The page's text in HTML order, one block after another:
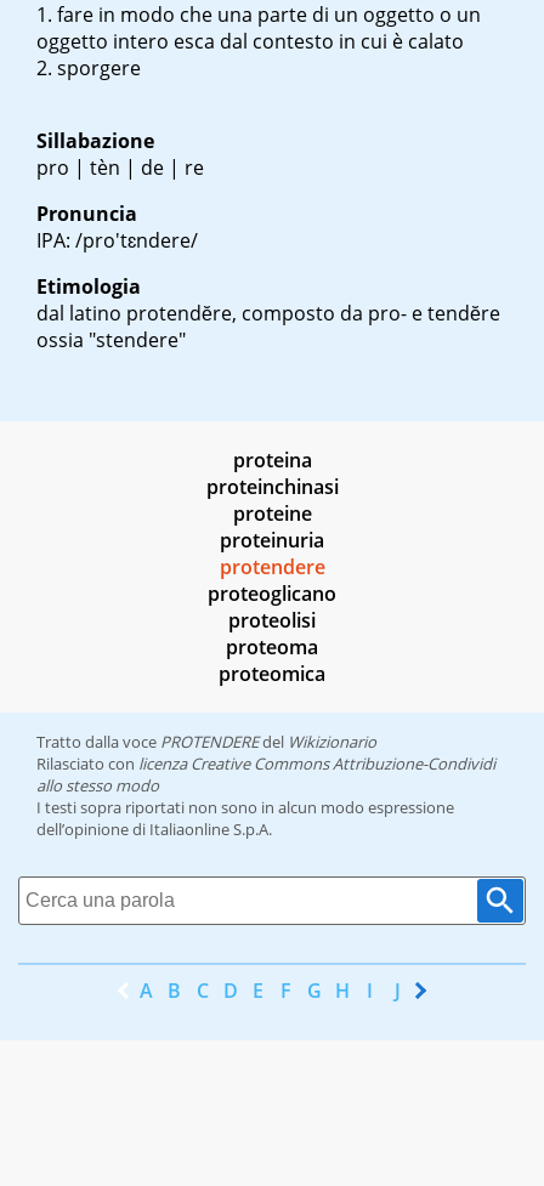
fare in modo che una parte di un oggetto o un
oggetto intero esca dal contesto in cui è calato
sporgere
Sillabazione
pro | tèn | de | re
Pronuncia
IPA: /pro'tɛndere/
Etimologia
dal latino protendĕre, composto da pro- etendĕre
ossia "stendere"
proteina
proteinchinasi
proteine
proteinuria
protendere
proteoglicano
proteolisi
proteoma
proteomica
Tratto dalla voce PROTENDEREdel Wikizionario
Rilasciato con licenza Creative Commons Attribuzione-Condividi
allo stesso modo
I testi sopra riportati non sono in alcun modo espressione
dell’opinione di Italiaonline S.p.A.
A B C D E F G H I J K